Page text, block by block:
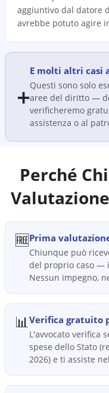
aggiuntivo dal datore
avrebbe potuto agire
➕
E molti altri casi
Questi sono solo
aree del diritto —
verificheremo
assistenza o al
Perché
🆓Prima
Chiunque può
del proprio caso —
Nessun impegno,
📊Verifica gratuito
L'avvocato verifica
spese dello Stato
2026) e ti assiste